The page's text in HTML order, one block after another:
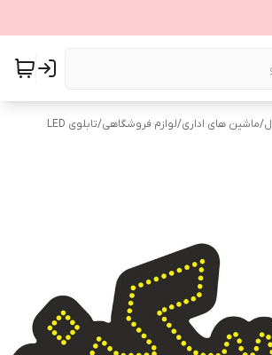
/ماشین های اداری/لوازم فروشگاهی/تابلوی LED